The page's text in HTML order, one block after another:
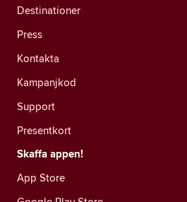
Destinationer
Press
Kontakta
Kampanjkod
Support
Presentkort
Skaffa appen!
App Store